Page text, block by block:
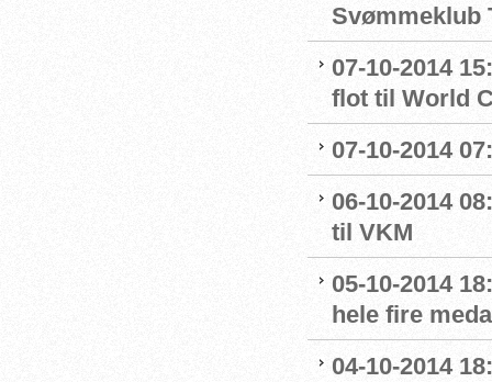
Svømmeklub
07-10-2014
flot til World
07-10-2014
06-10-2014
til VKM
05-10-2014
hele fire
04-10-2014